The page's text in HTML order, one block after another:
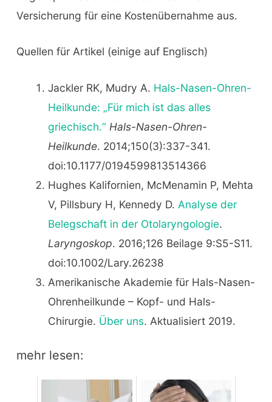
Versicherung für eine Kostenübernahme aus.
Quellen für Artikel (einige auf Englisch)
Jackler RK, Mudry A. Hals-Nasen-Ohren-
Heilkunde: „Für mich ist das alles
griechisch.“ Hals-Nasen-Ohren-
Heilkunde. 2014;150(3):337-341.
doi:10.1177/0194599813514366
Hughes Kalifornien, McMenamin P, Mehta
V, Pillsbury H, Kennedy D. Analyse der
Belegschaft in der Otolaryngologie.
Laryngoskop. 2016;126 Beilage 9:S5-S11.
doi:10.1002/Lary.26238
Amerikanische Akademie für Hals-Nasen-
Ohrenheilkunde – Kopf- und Hals-
Chirurgie. Über uns. Aktualisiert 2019.
mehr lesen: